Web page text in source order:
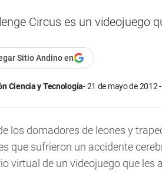
Circus es un videojuego
Sitio Andino en
Ciencia y Tecnología 21 de mayo de 2012
los domadores de leones y
que sufrieron un accidente
virtual de un videojuego que les